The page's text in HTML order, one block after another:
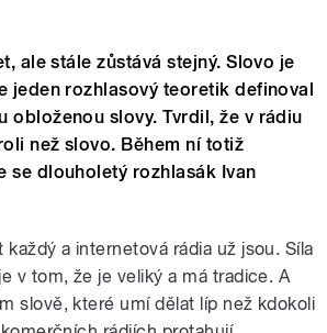
ale stále zůstává stejný. Slovo je
jeden rozhlasový teoretik definoval
obloženou slovy. Tvrdil, že v rádiu
než slovo. Během ní totiž
se dlouholetý rozhlasák Ivan
každý a internetová rádia už jsou. Síla
v tom, že je veliký a má tradice. A
slově, které umí dělat líp než kdokoli